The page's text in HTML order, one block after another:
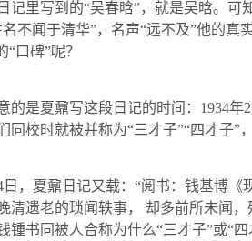
记里写到的“吴春晗”，就是吴晗。
不闻于清华”，名声“远不及”他的
“口碑”呢？
的是夏鼐写这段日记的时间： 1934年2
同校时就被并称为“三才子”“四才子”
日，夏鼐日记又载：“阅书：钱基博
清遗老的琐闻轶事， 却多前所未闻
锺书同被人合称为什么“三才子”或“